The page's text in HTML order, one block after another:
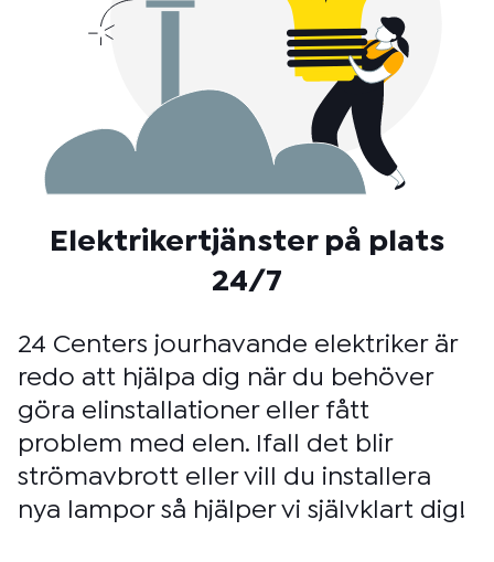
Elektrikertjänster på plats
24/7
24 Centers jourhavande elektriker är
redo att hjälpa dig när du behöver
göra elinstallationer eller fått
problem med elen. Ifall det blir
strömavbrott eller vill du installera
nya lampor så hjälper vi självklart dig!